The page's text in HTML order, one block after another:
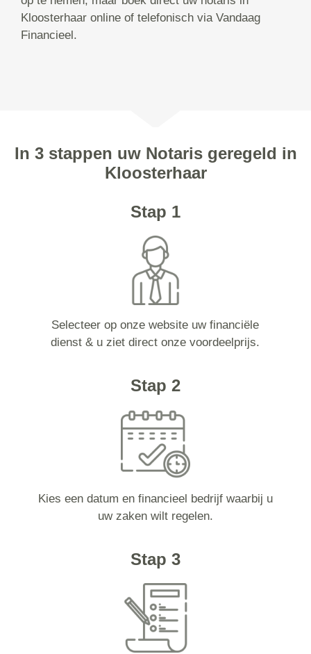
Kloosterhaar online of telefonisch via Vandaag
Financieel.
In 3 stappen uw Notaris geregeld in
Kloosterhaar
Stap 1
Selecteer op onze website uw financiële
dienst & u ziet direct onze voordeelprijs.
Stap 2
Kies een datum en financieel bedrijf waarbij u
uw zaken wilt regelen.
Stap 3